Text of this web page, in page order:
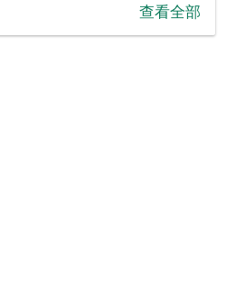
查看全部